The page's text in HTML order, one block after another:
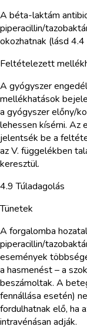
A béta-laktám
piperacillin/
okozhatnak (lásd
Feltételezett
A gyógyszer
mellékhatások
a gyógyszer előny/
lehessen kísérni. Az
jelentsék be a
az V. függelékben
keresztül.
4.9 Túladagolás
Tünetek
A forgalomba
piperacillin/
események
a hasmenést – a
beszámoltak. A
fennállása esetén)
fordulhatnak elő, ha
intravénásan adják.